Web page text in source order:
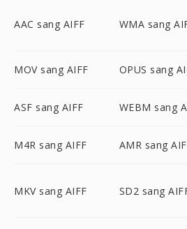
AAC sang AIFF WMA sang
MOV sang AIFF OPUS sang
ASF sang AIFF WEBM sang
M4R sang AIFF AMR sang
MKV sang AIFF SD2 sang